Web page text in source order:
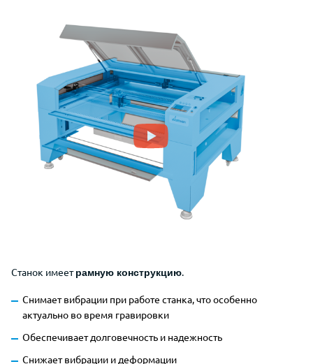
Станок имеетрамную конструкцию.
Снимает вибрации при работе станка, что особенно
актуально во время гравировки
Обеспечивает долговечность и надежность
Снижает вибрации и деформации